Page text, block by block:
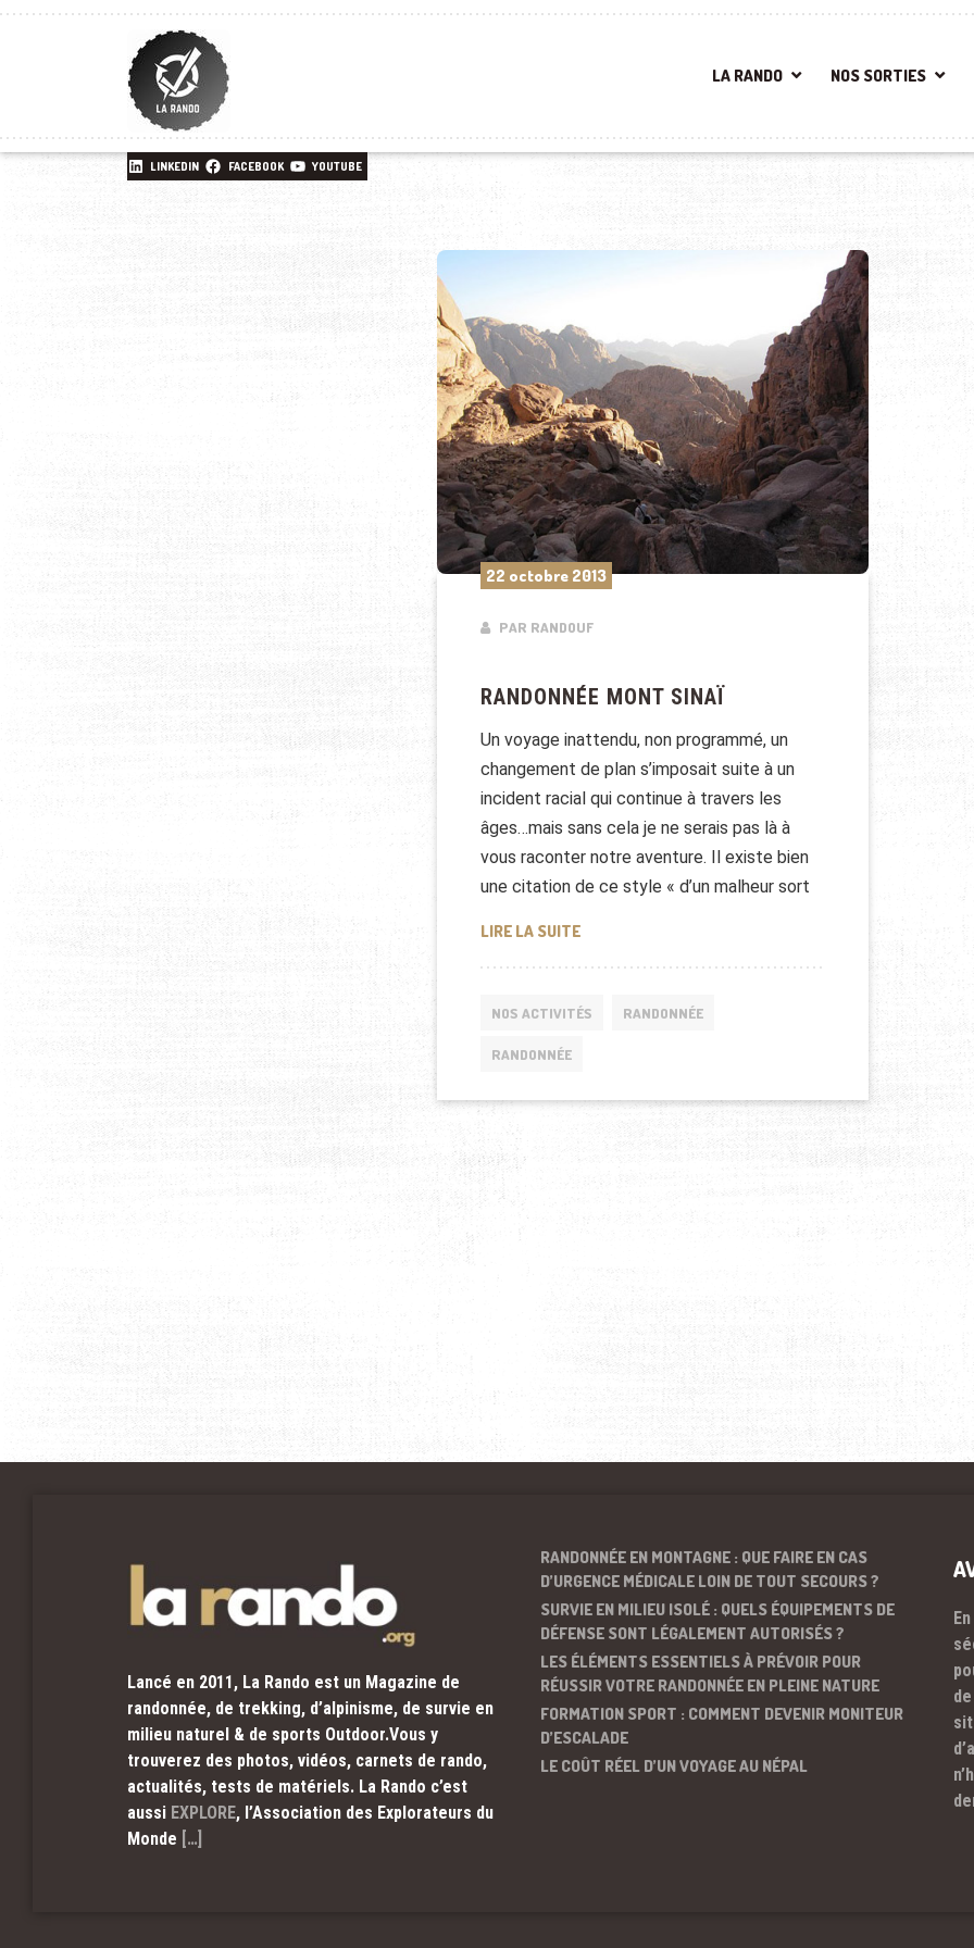
LA RANDO NOS SORTIES
LINKEDIN FACEBOOK YOUTUBE
22 octobre 2013
PAR RANDOUF
RANDONNÉE MONT SINAÏ
Un voyage inattendu, non programmé, un
changement de plan s’imposait suite à un
incident racial qui continue à travers les
âges…mais sans cela je ne serais pas là à
vous raconter notre aventure. Il existe bien
une citation de ce style « d’un malheur sort
LIRE LA SUITERANDONNÉE MONT SINAÏ
NOS ACTIVITÉS RANDONNÉE
RANDONNÉE
Lancé en 2011, La Rando est un Magazine de
randonnée, de trekking, d’alpinisme, de survie en
milieu naturel & de sports Outdoor.Vous y
trouverez des photos, vidéos, carnets de rando,
actualités, tests de matériels. La Rando c’est
aussi EXPLORE, l’Association des Explorateurs du
Monde […]
RANDONNÉE EN MONTAGNE : QUE FAIRE EN CAS
D’URGENCE MÉDICALE LOIN DE TOUT SECOURS ?
SURVIE EN MILIEU ISOLÉ : QUELS ÉQUIPEMENTS DE
DÉFENSE SONT LÉGALEMENT AUTORISÉS ?
LES ÉLÉMENTS ESSENTIELS À PRÉVOIR POUR
RÉUSSIR VOTRE RANDONNÉE EN PLEINE NATURE
FORMATION SPORT : COMMENT DEVENIR MONITEUR
D’ESCALADE
LE COÛT RÉEL D’UN VOYAGE AU NÉPAL